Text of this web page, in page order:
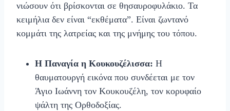
νιώσουν ότι βρίσκονται σε θησαυροφυλάκιο. Τα
κειμήλια δεν είναι “εκθέματα”. Είναι ζωντανό
κομμάτι της λατρείας και της μνήμης του τόπου.
Η Παναγία η Κουκουζέλισσα: Η
θαυματουργή εικόνα που συνδέεται με τον
Άγιο Ιωάννη τον Κουκουζέλη, τον κορυφαίο
ψάλτη της Ορθοδοξίας.